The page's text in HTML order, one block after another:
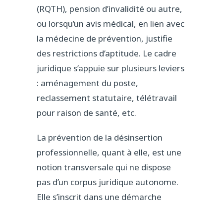
(RQTH), pension d’invalidité ou autre,
ou lorsqu’un avis médical, en lien avec
la médecine de prévention, justifie
des restrictions d’aptitude. Le cadre
juridique s’appuie sur plusieurs leviers
: aménagement du poste,
reclassement statutaire, télétravail
pour raison de santé, etc.
La prévention de la désinsertion
professionnelle, quant à elle, est une
notion transversale qui ne dispose
pas d’un corpus juridique autonome.
Elle s’inscrit dans une démarche